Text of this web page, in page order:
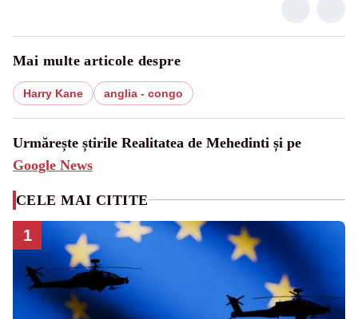
Mai multe articole despre
Harry Kane anglia - congo
Urmărește știrile Realitatea de Mehedinti și pe
Google News
CELE MAI CITITE
1